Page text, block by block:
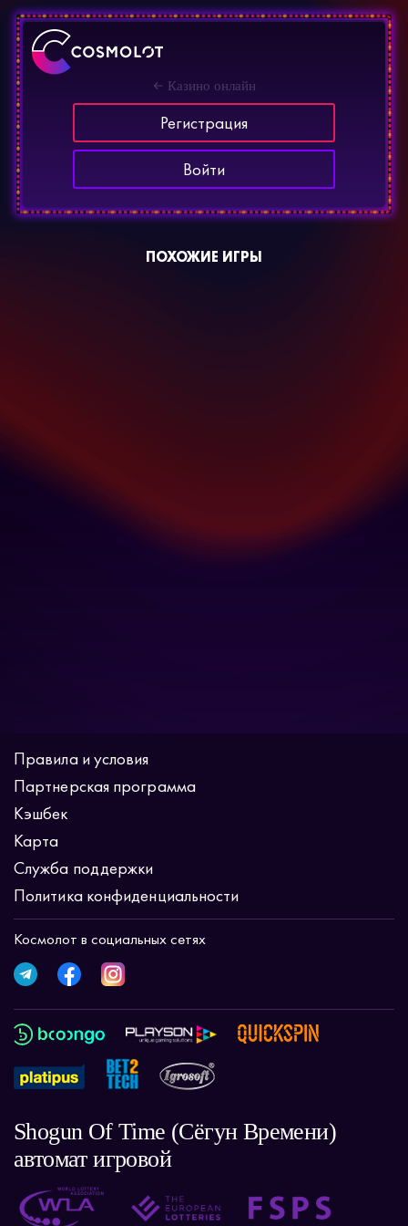
Казино онлайн
Регистрация
Войти
ПОХОЖИЕ ИГРЫ
Правила и условия
Партнерская программа
Кэшбек
Карта
Служба поддержки
Политика конфиденциальности
Космолот в социальных сетях
Shogun Of Time (Сёгун Времени)
автомат игровой